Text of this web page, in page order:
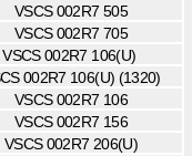
VSCS 002R7 505
VSCS 002R7 705
VSCS 002R7 106(U)
002R7 106(U) (1320)
VSCS 002R7 106
VSCS 002R7 156
VSCS 002R7 206(U)